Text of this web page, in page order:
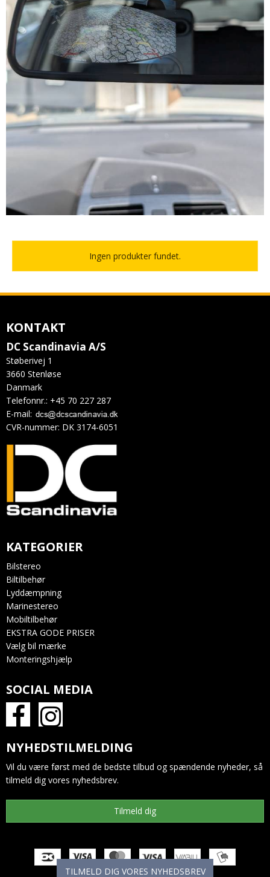
Ingen produkter fundet.
KONTAKT
DC Scandinavia A/S
Støberivej 1
3660 Stenløse
Danmark
Telefonnr.: +45 70 227 287
E-mail:
CVR-nummer: DK 3174-6051
KATEGORIER
Bilstereo
Biltilbehør
Lyddæmpning
Marinestereo
Mobiltilbehør
EKSTRA GODE PRISER
Vælg bil mærke
Monteringshjælp
SOCIAL MEDIA
NYHEDSTILMELDING
Vil du være først med de bedste tilbud og spændende nyheder, så
tilmeld dig vores nyhedsbrev.
Tilmeld dig
TILMELD DIG VORES NYHEDSBREV